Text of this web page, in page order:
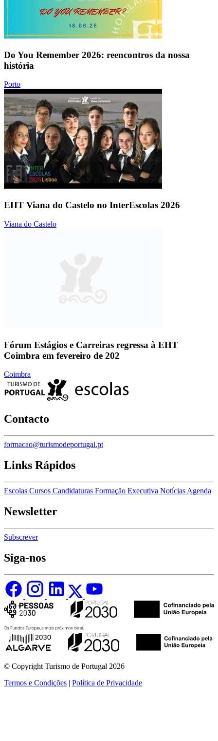
Do You Remember 2026: reencontros da nossa
história
Porto
EHT Viana do Castelo no InterEscolas 2026
Viana do Castelo
Fórum Estágios e Carreiras regressa à EHT
Coimbra em fevereiro de 202
Coimbra
Contacto
formacao@turismodeportugal.pt
Links Rápidos
Escolas Cursos Candidaturas Formação Executiva Notícias Agenda
Newsletter
Subscrever
Siga-nos
© Copyright Turismo de Portugal 2026
Termos e Condições | Política de Privacidade